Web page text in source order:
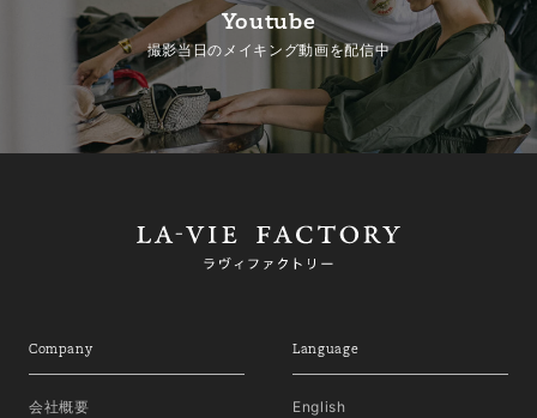
Youtube
撮影当日のメイキング動画を配信中
Company
会社概要
Language
English